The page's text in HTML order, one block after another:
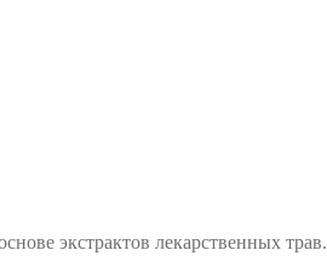
экстрактов лекарственных трав.